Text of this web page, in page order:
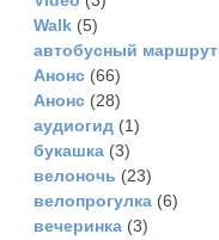
Walk (5)
автобусный маршрут
Анонс (66)
Анонс (28)
аудиогид (1)
букашка (3)
велоночь (23)
велопрогулка (6)
вечеринка (3)